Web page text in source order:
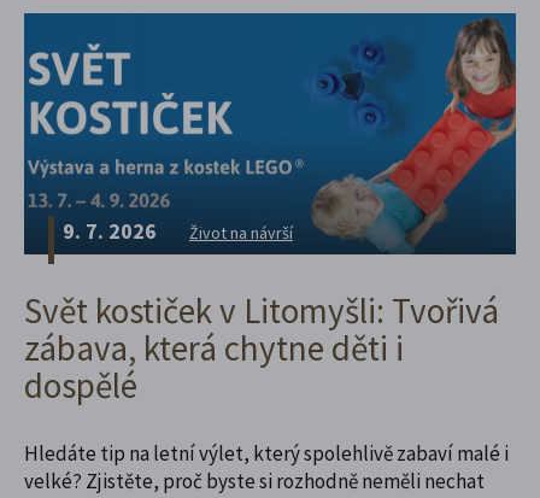
9. 7. 2026 Život na návrší
Svět kostiček v Litomyšli: Tvořivá
zábava, která chytne děti i
dospělé
Hledáte tip na letní výlet, který spolehlivě zabaví malé i
velké? Zjistěte, proč byste si rozhodně neměli nechat